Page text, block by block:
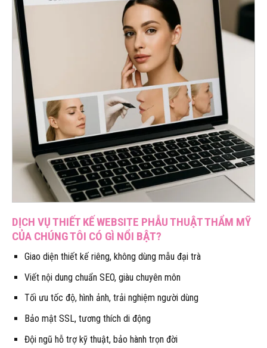
DỊCH VỤ THIẾT KẾ WEBSITE PHẪU THUẬT THẨM MỸ
CỦA CHÚNG TÔI CÓ GÌ NỔI BẬT?
Giao diện thiết kế riêng, không dùng mẫu đại trà
Viết nội dung chuẩn SEO, giàu chuyên môn
Tối ưu tốc độ, hình ảnh, trải nghiệm người dùng
Bảo mật SSL, tương thích di động
Đội ngũ hỗ trợ kỹ thuật, bảo hành trọn đời